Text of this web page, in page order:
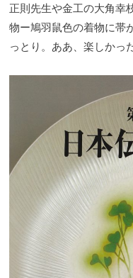
正則先生や金工の大角幸
物ー鳩羽鼠色の着物に帯
っとり。ああ、楽しかっ